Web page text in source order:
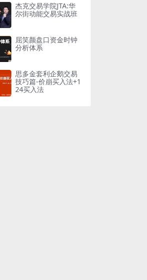
杰克交易学院JTA:华
尔街动能交易实战班
屈笑颜盘口资金时钟
分析体系
思多金套利企鹅交易
技巧篇-价崩买入法+1
24买入法